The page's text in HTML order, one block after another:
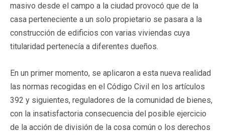
masivo desde el campo a la ciudad provocó que de la
casa perteneciente a un solo propietario se pasara a la
construcción de edificios con varias viviendas cuya
titularidad pertenecía a diferentes dueños.
En un primer momento, se aplicaron a esta nueva realidad
las normas recogidas en el Código Civil en los artículos
392 y siguientes, reguladores de la comunidad de bienes,
con la insatisfactoria consecuencia del posible ejercicio
de la acción de división de la cosa común o los derechos